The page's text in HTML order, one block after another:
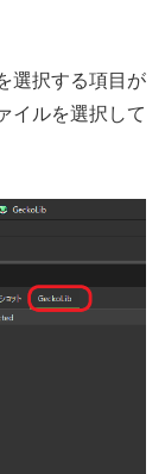
選択する項目が
イルを選択して